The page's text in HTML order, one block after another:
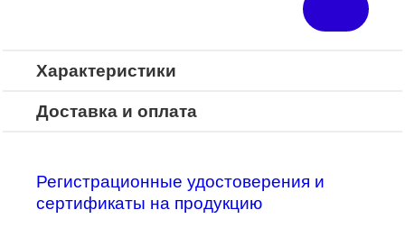
Характеристики
Доставка и оплата
Регистрационные удостоверения и
сертификаты на продукцию